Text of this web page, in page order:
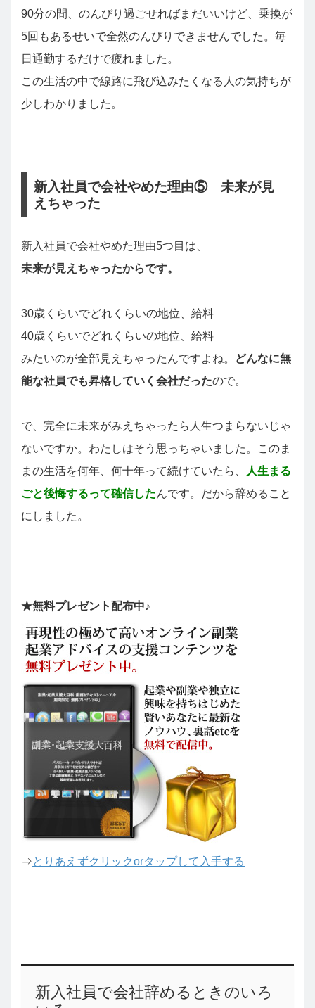
90分の間、のんびり過ごせればまだいいけど、乗換が
5回もあるせいで全然のんびりできませんでした。毎
日通勤するだけで疲れました。
この生活の中で線路に飛び込みたくなる人の気持ちが
少しわかりました。
新入社員で会社やめた理由⑤ 未来が見
えちゃった
新入社員で会社やめた理由5つ目は、
未来が見えちゃったからです。
30歳くらいでどれくらいの地位、給料
40歳くらいでどれくらいの地位、給料
みたいのが全部見えちゃったんですよね。
どんなに無
能な社員でも昇格していく会社だったので。
で、完全に未来がみえちゃったら人生つまらないじゃ
ないですか。わたしはそう思っちゃいました。このま
まの生活を何年、何十年って続けていたら、
人生まる
ごと後悔するって確信したんです。だから辞めること
にしました。
★無料プレゼント配布中♪
⇒とりあえずクリックorタップして入手する
新入社員で会社辞めるときのいろ